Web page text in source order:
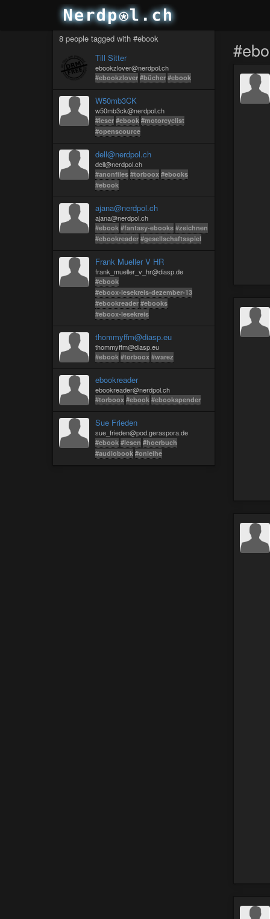
8 people tagged with #ebook
Till Sitter
ebookzlover@nerdpol.ch
#ebookzlover #bücher #ebook
W50mb3CK
w50mb3ck@nerdpol.ch
#leser #ebook #motorcyclist
#openscource
dell@nerdpol.ch
dell@nerdpol.ch
#anonfiles #torboox #ebooks
#ebook
ajana@nerdpol.ch
ajana@nerdpol.ch
#ebook #fantasy-ebooks #zeichnen
#ebookreader #gesellschaftsspiel
Frank Mueller V HR
frank_mueller_v_hr@diasp.de
#ebook
#eboox-lesekreis-dezember-13
#ebookreader #ebooks
#eboox-lesekreis
thommyffm@diasp.eu
thommyffm@diasp.eu
#ebook #torboox #warez
ebookreader
ebookreader@nerdpol.ch
#torboox #ebook #ebookspender
Sue Frieden
sue_frieden@pod.geraspora.de
#ebook #lesen #hoerbuch
#audiobook #onleihe